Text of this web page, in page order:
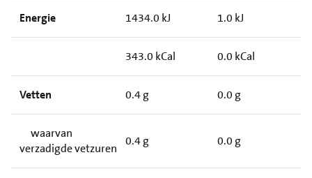
Energie 1434.0 kJ 1.0 kJ
343.0 kCal 0.0 kCal
Vetten 0.4 g 0.0 g
waarvan
verzadigde vetzuren
0.4 g 0.0 g